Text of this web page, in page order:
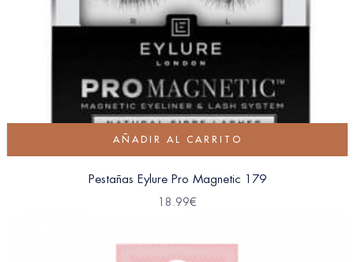
AÑADIR AL CARRITO
Pestañas Eylure Pro Magnetic 179
18.99€